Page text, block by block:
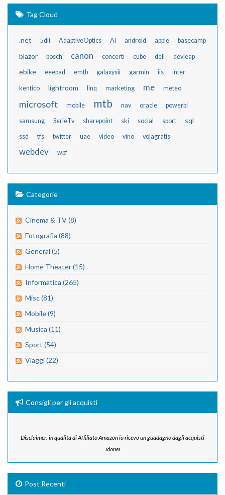
Tag Cloud
.net 5dii AdaptiveOptics AI android apple basecamp
blazor bosch canon concerti cube dell devleap
ebike eeepad emtb galaxysii garmin iis inter
kentico lightroom linq marketing me meteo
microsoft mobile mtb nav oracle powerbi
samsung SerieTv sharepoint ski social sport sql
ssd tfs twitter uae video vino volagratis
webdev wpf
Categorie
Cinema & TV (8)
Fotografia (88)
General (5)
Home Theater (15)
Informatica (265)
Misc (81)
Mobile (9)
Musica (11)
Sport (54)
Viaggi (22)
Consigli per gli acquisti
Disclaimer: in qualità di Affiliato Amazon io ricevo un guadagno dagli acquisti
idonei
Post Recenti